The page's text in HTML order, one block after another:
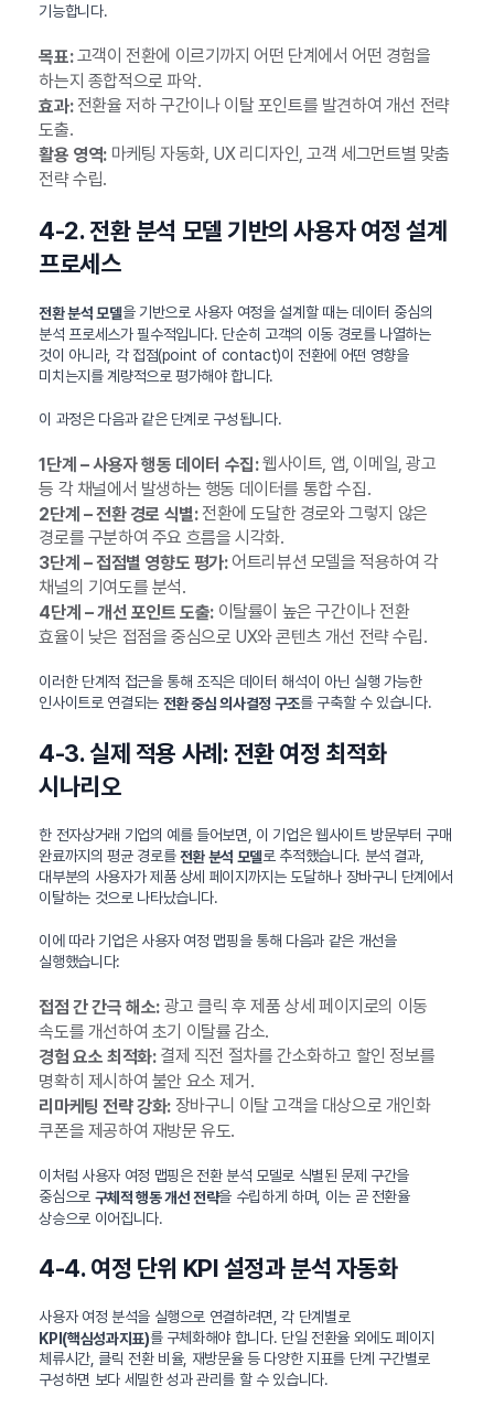
기능합니다.
목표:고객이 전환에 이르기까지 어떤 단계에서 어떤 경험을
하는지 종합적으로 파악.
효과:전환율 저하 구간이나 이탈 포인트를 발견하여 개선 전략
도출.
활용 영역:마케팅 자동화, UX 리디자인, 고객 세그먼트별 맞춤
전략 수립.
4-2. 전환 분석 모델 기반의 사용자 여정 설계
프로세스
전환 분석 모델을 기반으로 사용자 여정을 설계할 때는 데이터 중심의
분석 프로세스가 필수적입니다. 단순히 고객의 이동 경로를 나열하는
것이 아니라, 각 접점(point of contact)이 전환에 어떤 영향을
미치는지를 계량적으로 평가해야 합니다.
이 과정은 다음과 같은 단계로 구성됩니다.
1단계 – 사용자 행동 데이터 수집:웹사이트, 앱, 이메일, 광고
등 각 채널에서 발생하는 행동 데이터를 통합 수집.
2단계 – 전환 경로 식별:전환에 도달한 경로와 그렇지 않은
경로를 구분하여 주요 흐름을 시각화.
3단계 – 접점별 영향도 평가:어트리뷰션 모델을 적용하여 각
채널의 기여도를 분석.
4단계 – 개선 포인트 도출:이탈률이 높은 구간이나 전환
효율이 낮은 접점을 중심으로 UX와 콘텐츠 개선 전략 수립.
이러한 단계적 접근을 통해 조직은 데이터 해석이 아닌 실행 가능한
인사이트로 연결되는 전환 중심 의사결정 구조를 구축할 수 있습니다.
4-3. 실제 적용 사례: 전환 여정 최적화
시나리오
한 전자상거래 기업의 예를 들어보면, 이 기업은 웹사이트 방문부터 구매
완료까지의 평균 경로를전환 분석 모델로 추적했습니다. 분석 결과,
대부분의 사용자가 제품 상세 페이지까지는 도달하나 장바구니 단계에서
이탈하는 것으로 나타났습니다.
이에 따라 기업은 사용자 여정 맵핑을 통해 다음과 같은 개선을
실행했습니다:
접점 간 간극 해소:광고 클릭 후 제품 상세 페이지로의 이동
속도를 개선하여 초기 이탈률 감소.
경험 요소 최적화:결제 직전 절차를 간소화하고 할인 정보를
명확히 제시하여 불안 요소 제거.
리마케팅 전략 강화:장바구니 이탈 고객을 대상으로 개인화
쿠폰을 제공하여 재방문 유도.
이처럼 사용자 여정 맵핑은 전환 분석 모델로 식별된 문제 구간을
중심으로 구체적 행동 개선 전략을 수립하게 하며, 이는 곧 전환율
상승으로 이어집니다.
4-4. 여정 단위 KPI 설정과 분석 자동화
사용자 여정 분석을 실행으로 연결하려면, 각 단계별로
KPI(핵심성과지표)를 구체화해야 합니다. 단일 전환율 외에도 페이지
체류시간, 클릭 전환 비율, 재방문율 등 다양한 지표를 단계 구간별로
구성하면 보다 세밀한 성과 관리를 할 수 있습니다.